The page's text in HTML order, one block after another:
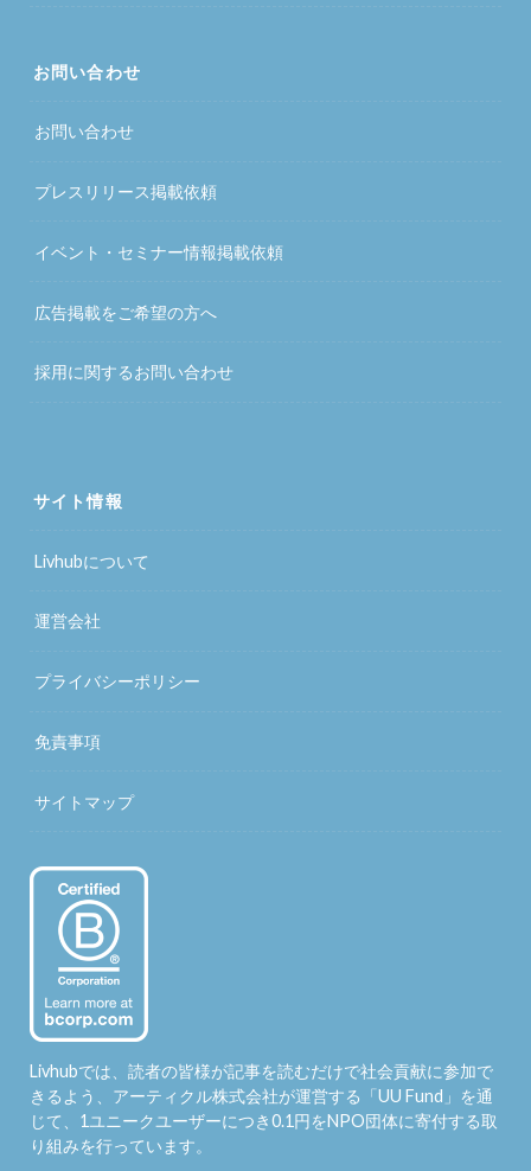
お問い合わせ
お問い合わせ
プレスリリース掲載依頼
イベント・セミナー情報掲載依頼
広告掲載をご希望の方へ
採用に関するお問い合わせ
サイト情報
Livhubについて
運営会社
プライバシーポリシー
免責事項
サイトマップ
Livhubでは、読者の皆様が記事を読むだけで社会貢献に参加で
きるよう、アーティクル株式会社が運営する「UU Fund 」を通
じて、1ユニークユーザーにつき0.1円をNPO団体に寄付する取
り組みを行っています。